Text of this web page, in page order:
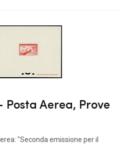
Posta Aerea, Prove
"Seconda emissione per il